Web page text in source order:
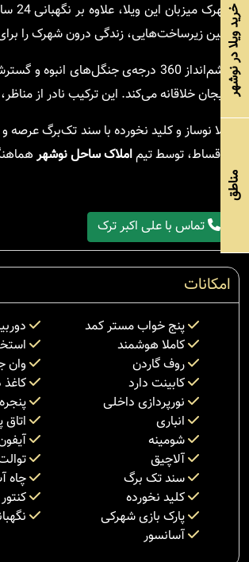
چنین زیرساخت‌هایی، زندگی درون شهرک را
چشم‌انداز 360 درجه‌ی جنگل‌های
هیجان خلاقانه می‌کند. این ترکیب نادر از
ویلا نوساز و کلید نخورده با سند تک‌برگ
و اقساط، توسط تیماملاک ساحل نوشهر
تماس با علی اکبر ترک
امکانات
پنج خواب مستر کمد
کاملا هوشمند
روف گاردن
وان
کابینت دارد
کاغذ
نورپردازی داخلی
انباری
شومینه
آلاچیق
سند تک برگ
چاه
کلید نخورده
پارک بازی شهرکی
نگهبانی
آسانسور
خرید ویلا در نوشهر
مناطق